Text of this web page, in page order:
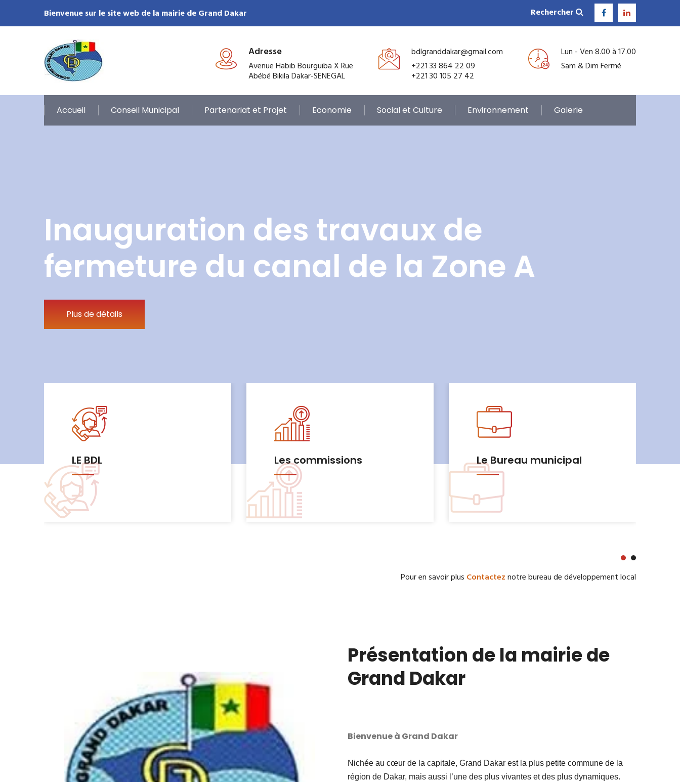
Bienvenue sur le site web de la mairie de Grand Dakar Rechercher
Adresse
Avenue Habib Bourguiba X Rue
Abébé Bikila Dakar-SENEGAL
bdlgranddakar@gmail.com
+221 33 864 22 09
+221 30 105 27 42
Lun - Ven 8.00 à 17.00
Sam & Dim Fermé
Accueil Conseil Municipal Partenariat et Projet Economie Social et Culture Environnement Galerie
Inauguration des travaux de
fermeture du canal de la Zone A
Plus de détails
Les commissions Le Bureau municipal Urbanisme et Habitat
Pour en savoir plus Contacteznotre bureau de développement local
Présentation de la mairie de
Grand Dakar
Bienvenue à Grand Dakar
Nichée au cœur de la capitale, Grand Dakar est la plus petite commune de la
région de Dakar, mais aussi l’une des plus vivantes et des plus dynamiques.